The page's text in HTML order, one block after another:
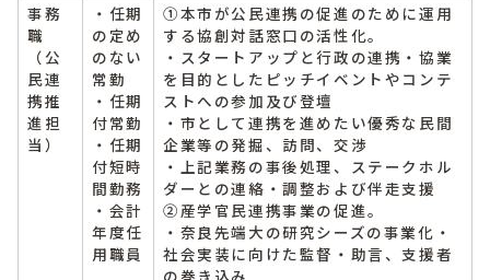
事務
職
（公
民連
携推
進担
当）
・任期
の定め
のない
常勤
・任期
付常勤
・任期
付短時
間勤務
・会計
年度任
用職員
①本市が公民連携の促進のために運用
する協創対話窓口の活性化。
・スタートアップと行政の連携・協業
を目的としたピッチイベントやコンテ
ストへの参加及び登壇
・市として連携を進めたい優秀な民間
企業等の発掘、訪問、交渉
・上記業務の事後処理、ステークホル
ダーとの連絡・調整および伴走支援
②産学官民連携事業の促進。
・奈良先端大の研究シーズの事業化・
社会実装に向けた監督・助言、支援者
の巻き込み